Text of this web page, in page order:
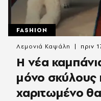
FASHION
Η νέα
μόνο σκύλους
χαριτωμένο
Λεμονιά Καψάλη πριν